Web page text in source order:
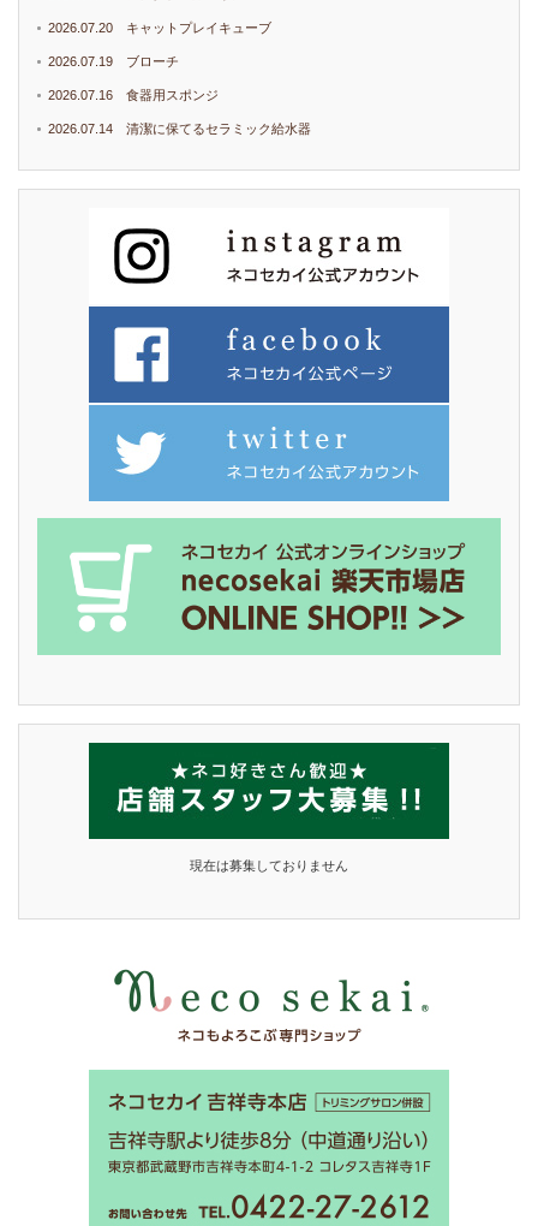
2026.07.20 キャットプレイキューブ
2026.07.19 ブローチ
2026.07.16 食器用スポンジ
2026.07.14 清潔に保てるセラミック給水器
現在は募集しておりません